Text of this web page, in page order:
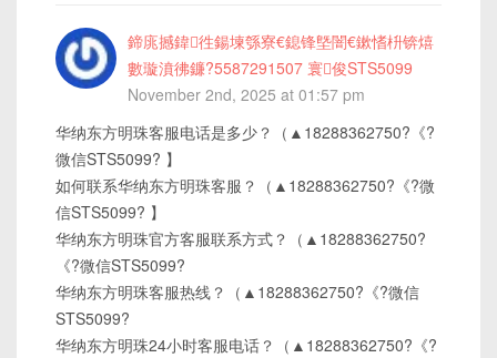
鍗庣撼鍏徃鍚堜綔寮€鎴锋墍闇€鏉愭枡锛熺
數璇濆彿鐮?5587291507 寰俊STS5099
November 2nd, 2025 at 01:57 pm
华纳东方明珠客服电话是多少？（▲18288362750?《?
微信STS5099? 】
如何联系华纳东方明珠客服？（▲18288362750?《?微
信STS5099? 】
华纳东方明珠官方客服联系方式？（▲18288362750?
《?微信STS5099?
华纳东方明珠客服热线？（▲18288362750?《?微信
STS5099?
华纳东方明珠24小时客服电话？（▲18288362750?《?